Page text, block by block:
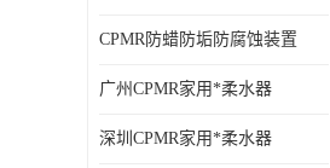
CPMR防蜡防垢防腐蚀装置
广州CPMR家用*柔水器
深圳CPMR家用*柔水器